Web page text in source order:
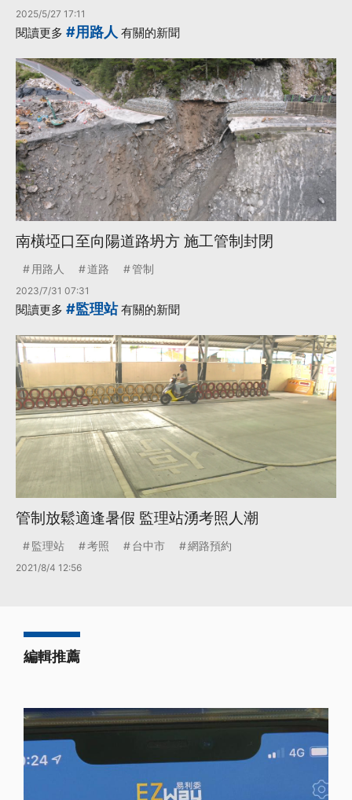
2025/5/27 17:11
閱讀更多 #用路人 有關的新聞
南橫埡口至向陽道路坍方 施工管制封閉
用路人 道路 管制
2023/7/31 07:31
閱讀更多 #監理站有關的新聞
管制放鬆適逢暑假 監理站湧考照人潮
監理站 考照 台中市 網路預約
2021/8/4 12:56
編輯推薦